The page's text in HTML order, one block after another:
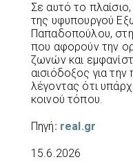
Σε αυτό το
της υφυπουργού
Παπαδοπούλου,
που αφορούν την
ζωνών και
αισιόδοξος για
λέγοντας ότι
κοινού τόπου.
Πηγή: real.gr
15.6.2026